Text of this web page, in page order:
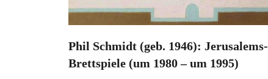
Phil Schmidt (geb. 1946): Jerusalems-
Brettspiele (um 1980 – um 1995)